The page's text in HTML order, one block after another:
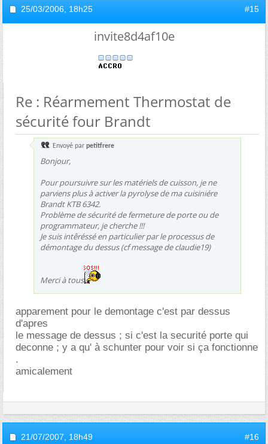
25/03/2006, 18h25 #15
invite8d4af10e
Re : Réarmement Thermostat de
sécurité four Brandt
Envoyé par petitfrere
Bonjour,
Pour poursuivre sur les matériels de cuisson, je ne
parviens plus à activer la pyrolyse de ma cuisiniére
Brandt KTB 6342.
Problème de sécurité de fermeture de porte ou de
programmateur, je cherche !!!
Je suis intêréssé en particulier par le processus de
démontage du dessus (cf message de claudie19)
Merci à tous
apparement pour le demontage c'est par dessus
d'apres
le message de dessus ; si c'est la securité porte qui
deconne ; y a qu' à schunter pour voir si ça fonctionne
.
amicalement
21/07/2007, 18h49 #16